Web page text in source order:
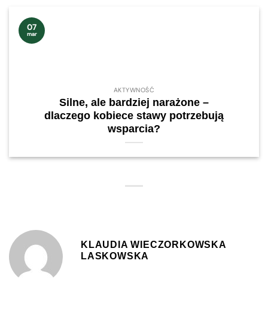
AKTYWNOŚĆ
Silne, ale bardziej narażone –
dlaczego kobiece stawy potrzebują
wsparcia?
07
mar
KLAUDIA WIECZORKOWSKA
LASKOWSKA